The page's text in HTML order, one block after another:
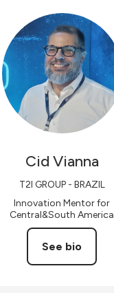
Cid Vianna
T2I GROUP - BRAZIL
Innovation Mentor for
Central&South America
See bio